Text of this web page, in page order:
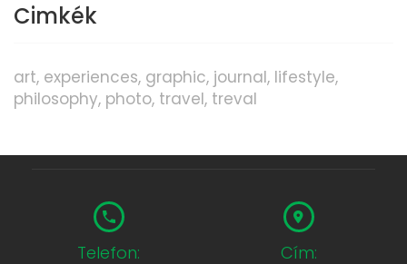
Cimkék
art experiences graphic journal lifestyle
philosophy photo travel treval
Telefon: Cím: